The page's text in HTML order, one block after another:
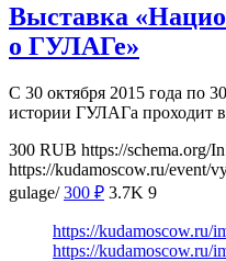
Выставка
о ГУЛАГе»
С 30 октября 2015 года по
истории ГУЛАГа проходит
300 RUB https://schema.org/
https://kudamoscow.ru/event/
gulage/ 300 ₽ 3.7K 9
https://kudamoscow.ru/
https://kudamoscow.ru/